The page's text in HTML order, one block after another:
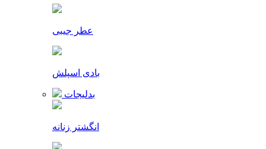
عطر جیبی
بادی اسپلش
بدلیجات
انگشتر زنانه